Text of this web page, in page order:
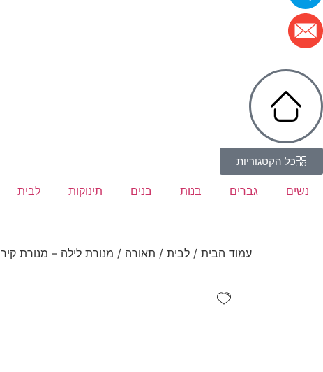
כל הקטגוריות
נשים גברים בנות בנים תינוקות לבית
עמוד הבית / לבית / תאורה / מנורת לילה – מנורת קיר